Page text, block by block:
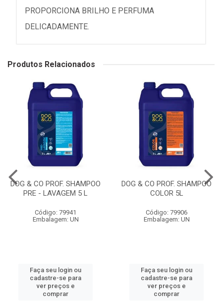
PROPORCIONA BRILHO E PERFUMA
DELICADAMENTE.
Produtos Relacionados
DOG & CO PROF. SHAMPOO
PRE - LAVAGEM 5 L
Código: 79941
Embalagem: UN
Faça seu login ou
cadastre-se para
ver preços e
comprar
DOG & CO PROF. SHAMPOO
COLOR 5L
Código: 79906
Embalagem: UN
Faça seu login ou
cadastre-se para
ver preços e
comprar